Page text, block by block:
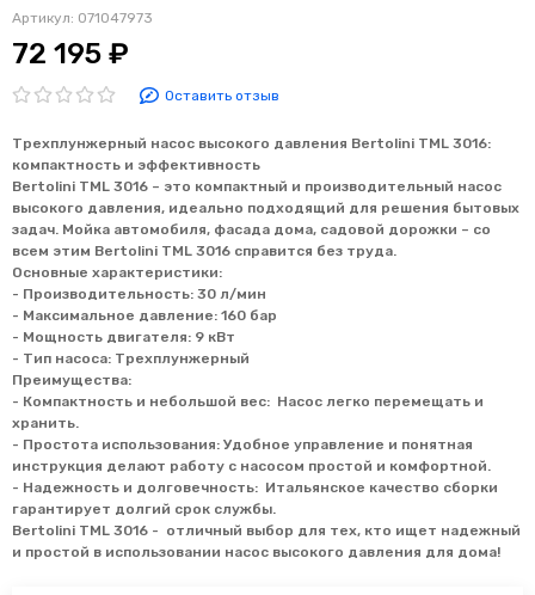
Артикул: 071047973
72 195 ₽
Оставить отзыв
Трехплунжерный насос высокого давления Bertolini TML 3016:
компактность и эффективность
Bertolini TML 3016 – это компактный и производительный насос
высокого давления, идеально подходящий для решения бытовых
задач. Мойка автомобиля, фасада дома, садовой дорожки – со
всем этим Bertolini TML 3016 справится без труда.
Основные характеристики:
- Производительность: 30 л/мин
- Максимальное давление: 160 бар
- Мощность двигателя: 9 кВт
- Тип насоса: Трехплунжерный
Преимущества:
- Компактность и небольшой вес: Насос легко перемещать и
хранить.
- Простота использования: Удобное управление и понятная
инструкция делают работу с насосом простой и комфортной.
- Надежность и долговечность: Итальянское качество сборки
гарантирует долгий срок службы.
Bertolini TML 3016 - отличный выбор для тех, кто ищет надежный
и простой в использовании насос высокого давления для дома!